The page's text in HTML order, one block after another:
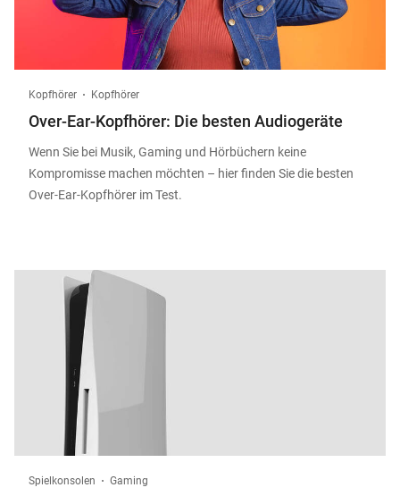
Kopfhörer Kopfhörer
Over-Ear-Kopfhörer: Die besten Audiogeräte
Wenn Sie bei Musik, Gaming und Hörbüchern keine
Kompromisse machen möchten – hier finden Sie die besten
Over-Ear-Kopfhörer im Test.
Spielkonsolen Gaming